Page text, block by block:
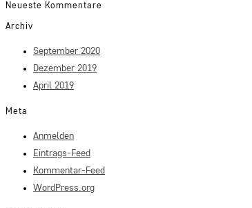
Neueste Kommentare
Archiv
September 2020
Dezember 2019
April 2019
Meta
Anmelden
Eintrags-Feed
Kommentar-Feed
WordPress.org